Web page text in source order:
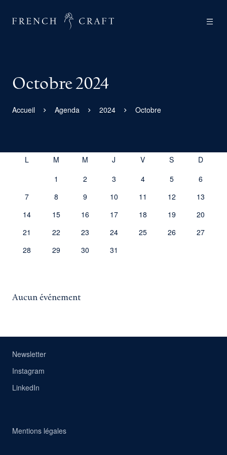
Octobre 2024
Accueil Agenda 2024 Octobre
1 2 3 4 5
6
7
8 9 10 11 12
13
14
15 16 17 18 19
20
21
22 23 24 25 26
27
28
29 30 31
Aucun événement
Newsletter
Instagram
LinkedIn
Mentions légales